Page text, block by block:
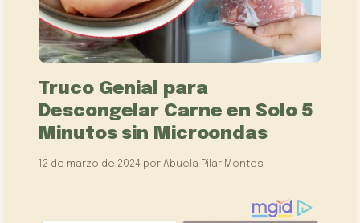
Truco Genial para
Descongelar Carne en Solo 5
Minutos sin Microondas
12 de marzo de 2024 por Abuela Pilar Montes